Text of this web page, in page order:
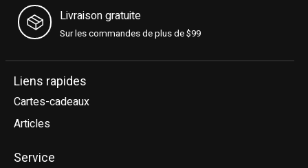
Livraison gratuite
Sur les commandes de plus de $99
Liens rapides
Cartes-cadeaux
Articles
Service